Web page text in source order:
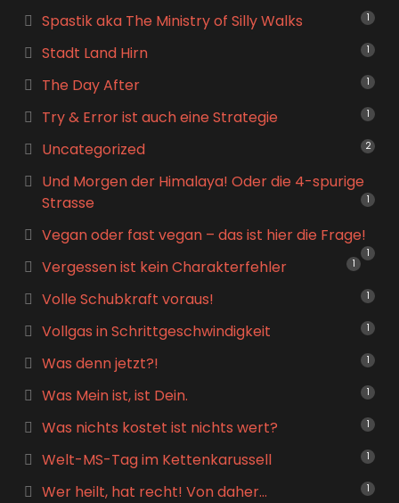
Spastik aka The Ministry of Silly Walks 1
Stadt Land Hirn 1
The Day After 1
Try & Error ist auch eine Strategie 1
Uncategorized 2
Und Morgen der Himalaya! Oder die 4-spurige
Strasse
1
Vegan oder fast vegan – das ist hier die Frage!
1
Vergessen ist kein Charakterfehler 1
Volle Schubkraft voraus! 1
Vollgas in Schrittgeschwindigkeit 1
Was denn jetzt?! 1
Was Mein ist, ist Dein. 1
Was nichts kostet ist nichts wert? 1
Welt-MS-Tag im Kettenkarussell 1
Wer heilt, hat recht! Von daher… 1